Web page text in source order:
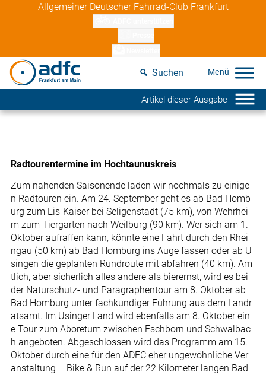
Allgemeiner Deutscher Fahrrad-Club Frankfurt
Suchen
Artikel dieser Ausgabe
Radtourentermine im Hochtaunuskreis
Zum nahenden Saisonende laden wir nochmals zu einige
n Radtouren ein. Am 24. September geht es ab Bad Homb
urg zum Eis-Kaiser bei Seligenstadt (75 km), von Wehrhei
m zum Tiergarten nach Weilburg (90 km). Wer sich am 1.
Oktober aufraffen kann, könnte eine Fahrt durch den Rhei
ngau (50 km) ab Bad Homburg ins Auge fassen oder ab U
singen die geplanten Rundroute mit abfahren (40 km). Am
tlich, aber sicherlich alles andere als bierernst, wird es bei
der Naturschutz- und Paragraphentour am 8. Oktober ab
Bad Homburg unter fachkundiger Führung aus dem Landr
atsamt. Im Usinger Land wird ebenfalls am 8. Oktober ein
e Tour zum Aboretum zwischen Eschborn und Schwalbac
h angeboten. Abgeschlossen wird das Programm am 15.
Oktober durch eine für den ADFC eher ungewöhnliche Ver
anstaltung – Bike & Run auf der 22 Kilometer langen Bad